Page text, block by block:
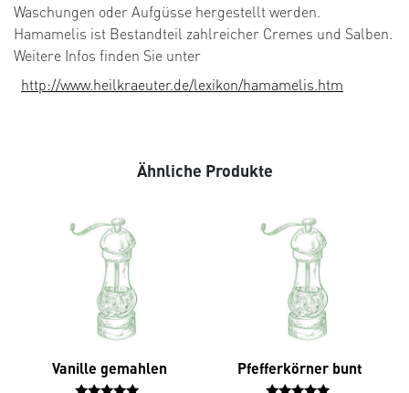
Waschungen oder Aufgüsse hergestellt werden.
Hamamelis ist Bestandteil zahlreicher Cremes und Salben.
Weitere Infos finden Sie unter
http://www.heilkraeuter.de/lexikon/hamamelis.htm
Ähnliche Produkte
Vanille gemahlen Pfefferkörner bunt